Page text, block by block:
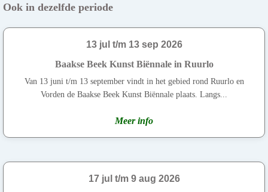
Ook in dezelfde periode
13 jul t/m 13 sep 2026
Baakse Beek Kunst Biënnale in Ruurlo
Van 13 juni t/m 13 september vindt in het gebied rond Ruurlo en
Vorden de Baakse Beek Kunst Biënnale plaats. Langs...
Meer info
17 jul t/m 9 aug 2026